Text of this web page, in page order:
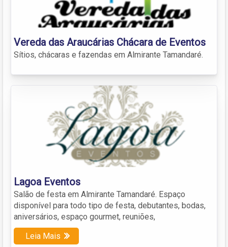
Vereda das Araucárias Chácara de Eventos
Sítios, chácaras e fazendas em Almirante Tamandaré.
Lagoa Eventos
Salão de festa em Almirante Tamandaré. Espaço
disponível para todo tipo de festa, debutantes, bodas,
aniversários, espaço gourmet, reuniões,
Leia Mais